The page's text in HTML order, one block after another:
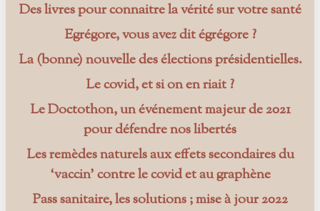
Des livres pour connaitre la vérité sur votre santé
Egrégore, vous avez dit égrégore ?
La (bonne) nouvelle des élections présidentielles.
Le covid, et si on en riait ?
Le Doctothon, un événement majeur de 2021
pour défendre nos libertés
Les remèdes naturels aux effets secondaires du
‘vaccin’ contre le covid et au graphène
Pass sanitaire, les solutions ; mise à jour 2022